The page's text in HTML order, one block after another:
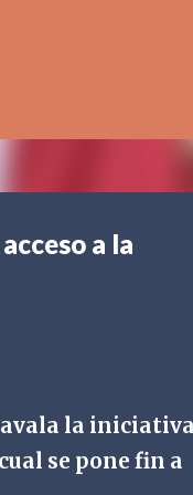
a la
la
se pone fin a